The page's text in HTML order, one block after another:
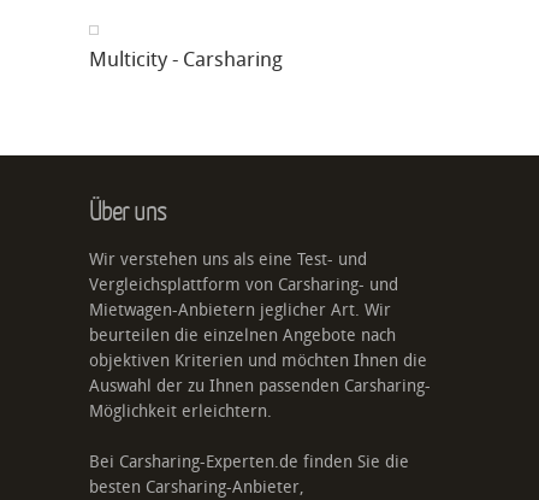
Multicity - Carsharing
Über uns
Wir verstehen uns als eine Test- und
Vergleichsplattform von Carsharing- und
Mietwagen-Anbietern jeglicher Art. Wir
beurteilen die einzelnen Angebote nach
objektiven Kriterien und möchten Ihnen die
Auswahl der zu Ihnen passenden Carsharing-
Möglichkeit erleichtern.
Bei Carsharing-Experten.de finden Sie die
besten Carsharing-Anbieter,